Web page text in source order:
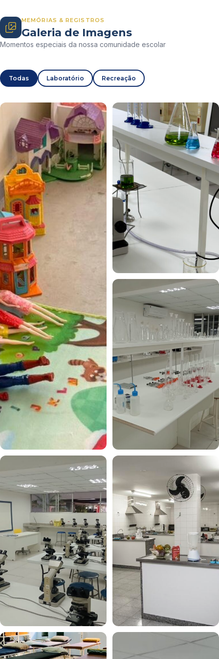
MEMÓRIAS & REGISTROS
Galeria de Imagens
Momentos especiais da nossa comunidade escolar
Todas Laboratório Recreação